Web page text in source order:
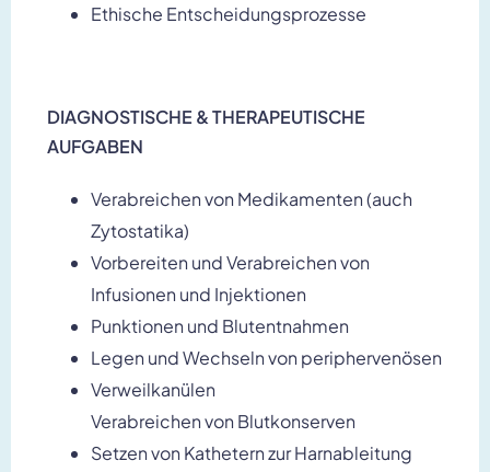
Ethische Entscheidungsprozesse
DIAGNOSTISCHE & THERAPEUTISCHE
AUFGABEN
Verabreichen von Medikamenten (auch
Zytostatika)
Vorbereiten und Verabreichen von
Infusionen und Injektionen
Punktionen und Blutentnahmen
Legen und Wechseln von periphervenösen
Verweilkanülen
Verabreichen von Blutkonserven
Setzen von Kathetern zur Harnableitung